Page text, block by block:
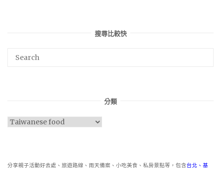
搜尋比較快
分類
分
分享親子活動好去處、旅遊路線、雨天備案、小吃美食、私房景點等，包含台北 、 基